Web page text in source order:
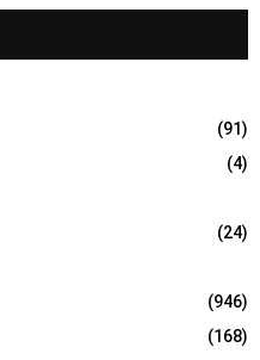
R
C
H
(91)
(4)
(24)
(946)
(168)